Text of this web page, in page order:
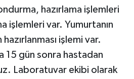
hazırlama işlemleri
işlemleri var. Yumurtanın
işlemi var.
15 gün sonra hastadan
Laboratuvar ekibi olarak